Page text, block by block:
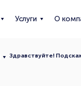
Услуги О
Здравствуйте!